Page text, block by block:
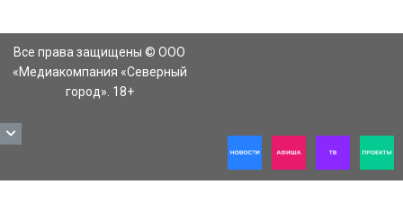
Все права защищены © ООО
«Медиакомпания «Северный
город». 18+